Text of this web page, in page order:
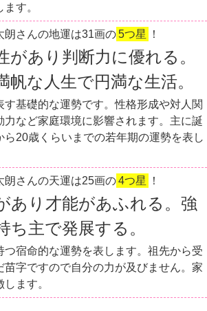
す。
朗さんの地運は31画の5つ星 ！
があり判断力に優れる。
帆な人生で円満な生活。
す基礎的な運勢です。性格形成や対人関
力など家庭環境に影響されます。主に誕
ら20歳くらいまでの若年期の運勢を表し
朗さんの天運は25画の4つ星 ！
あり才能があふれる。強
ち主で発展する。
つ宿命的な運勢を表します。祖先から受
苗字ですので自分の力が及びません。家
ます。